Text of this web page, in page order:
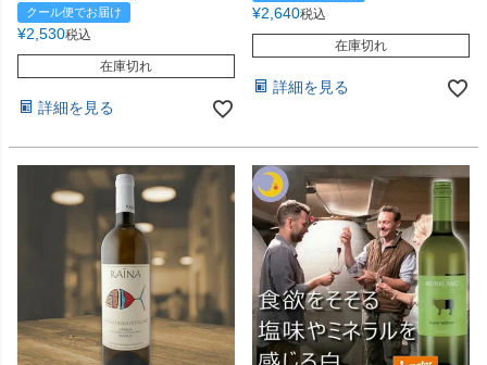
クール便でお届け
¥2,530税込
在庫切れ
詳細を見る
¥2,640税込
在庫切れ
詳細を見る